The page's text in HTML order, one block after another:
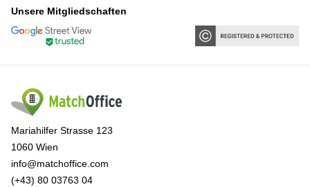
Unsere Mitgliedschaften
Mariahilfer Strasse 123
1060 Wien
info@matchoffice.com
(+43) 80 03763 04